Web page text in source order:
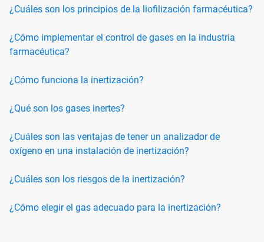
¿Cuáles son los principios de la liofilización farmacéutica?
¿Cómo implementar el control de gases en la industria
farmacéutica?
¿Cómo funciona la inertización?
¿Qué son los gases inertes?
¿Cuáles son las ventajas de tener un analizador de
oxígeno en una instalación de inertización?
¿Cuáles son los riesgos de la inertización?
¿Cómo elegir el gas adecuado para la inertización?